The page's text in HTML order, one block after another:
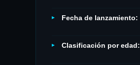
Fecha de lanzamiento:
Clasificación por edad: